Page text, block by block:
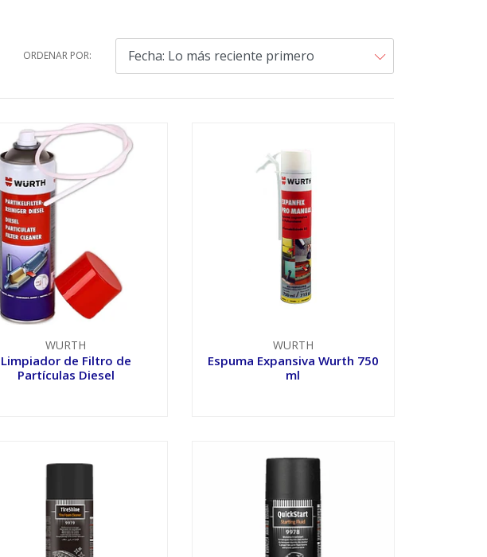
ORDENAR POR:
WURTH
Limpiador de Filtro de
Partículas Diesel
WURTH
Espuma Expansiva Wurth 750
ml